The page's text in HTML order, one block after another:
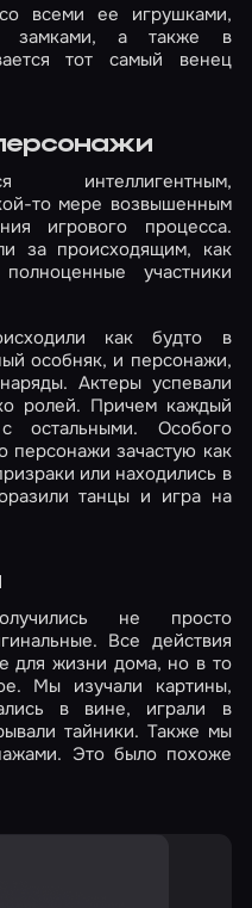
всеми ее игрушками,
замками, а также в
тот самый венец
интеллигентным,
то мере возвышенным
игрового процесса.
за происходящим, как
участники
как будто в
особняк, и персонажи,
Актеры успевали
ролей. Причем каждый
остальными. Особого
персонажи зачастую как
или находились в
танцы и игра на
не просто
Все действия
для жизни дома, но в то
Мы изучали картины,
в вине, играли в
тайники. Также мы
Это было похоже